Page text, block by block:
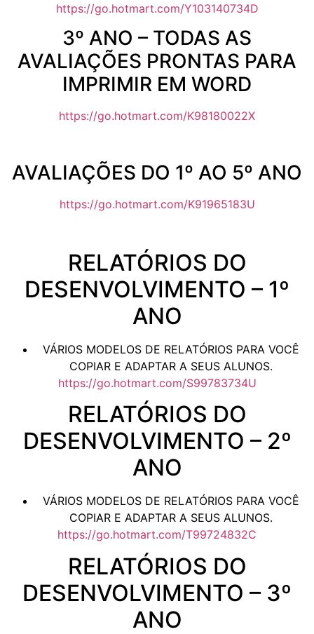
https://go.hotmart.com/Y103140734D
3º ANO – TODAS AS
AVALIAÇÕES PRONTAS PARA
IMPRIMIR EM WORD
https://go.hotmart.com/K98180022X
AVALIAÇÕES DO 1º AO 5º ANO
https://go.hotmart.com/K91965183U
RELATÓRIOS DO
DESENVOLVIMENTO – 1º
ANO
VÁRIOS MODELOS DE RELATÓRIOS PARA VOCÊ
COPIAR E ADAPTAR A SEUS ALUNOS.
https://go.hotmart.com/S99783734U
RELATÓRIOS DO
DESENVOLVIMENTO – 2º
ANO
VÁRIOS MODELOS DE RELATÓRIOS PARA VOCÊ
COPIAR E ADAPTAR A SEUS ALUNOS.
https://go.hotmart.com/T99724832C
RELATÓRIOS DO
DESENVOLVIMENTO – 3º
ANO